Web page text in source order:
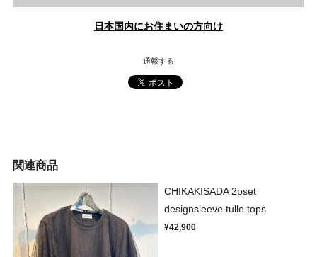
日本国内にお住まいの方向け
通報する
関連商品
CHIKAKISADA 2pset
designsleeve tulle tops
¥42,900